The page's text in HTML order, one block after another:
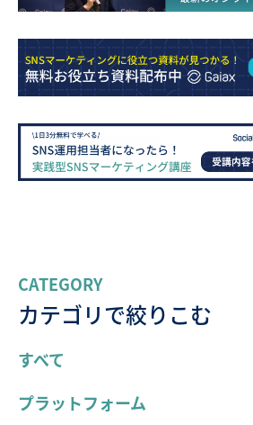
CATEGORY
カテゴリで絞りこむ
すべて
プラットフォーム